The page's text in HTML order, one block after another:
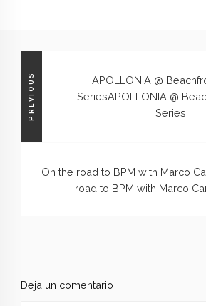
PREVIOUS
APOLLONIA @
SeriesAPOLLONIA @
Series
On the road to BPM with Marco
road to BPM with Marco
Deja un comentario